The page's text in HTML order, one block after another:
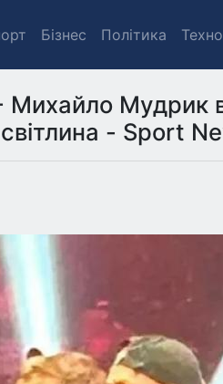
Бізнес Політика
Мудрик
- Sport